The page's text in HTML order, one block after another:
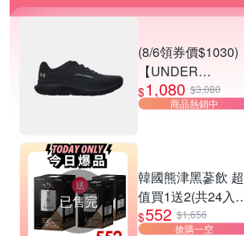
(8/6領券價$1030)
【UNDER
ARMOUR】UA
Charged Rogue 5
$1,080 $3,080
商品熱銷中
已售完
韓國熊津黑蔘飲 超
值買1送2(共24入
組)
$552 $1,656
搶購一空